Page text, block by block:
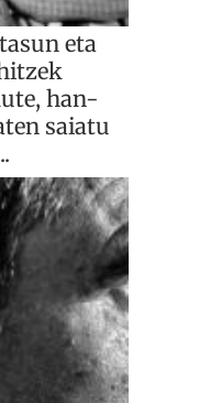
eta
han-
saiatu